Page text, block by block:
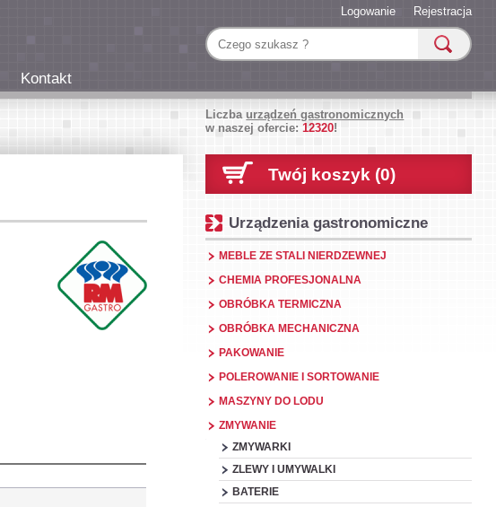
Rejestracja
Logowanie
Kontakt
Liczbaurządzeń gastronomicznych
w naszej ofercie:12320!
Twój koszyk (0)
Urządzenia gastronomiczne
MEBLE ZE STALI NIERDZEWNEJ
CHEMIA PROFESJONALNA
OBRÓBKA TERMICZNA
OBRÓBKA MECHANICZNA
PAKOWANIE
POLEROWANIE I SORTOWANIE
MASZYNY DO LODU
ZMYWANIE
ZMYWARKI
ZLEWY I UMYWALKI
BATERIE